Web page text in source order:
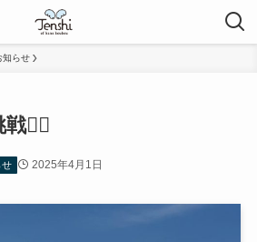
知らせ
✊🏻
せ 2025年4月1日